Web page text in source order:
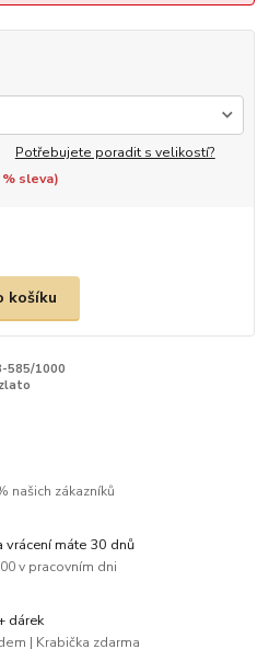
Potřebujete poradit s velikostí?
sleva)
košíku
585/1000
našich zákazníků
vrácení máte 30 dnů
v pracovním dni
dárek
| Krabička zdarma